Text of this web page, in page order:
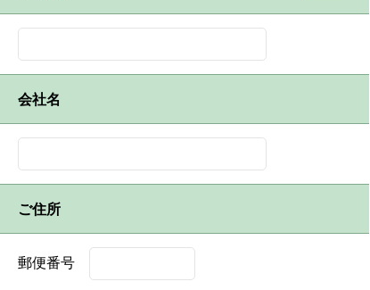
会社名
ご住所
郵便番号